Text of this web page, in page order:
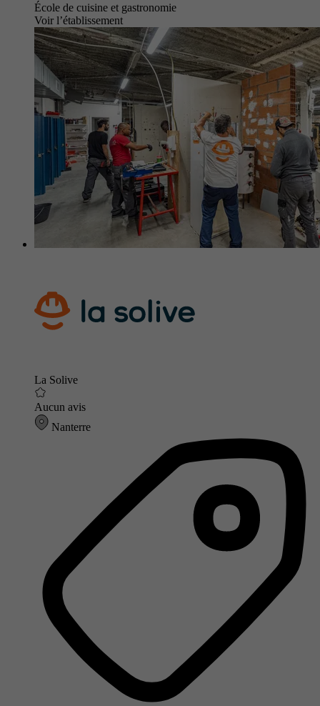
École de cuisine et gastronomie
Voir l’établissement
La Solive
Aucun avis
Nanterre